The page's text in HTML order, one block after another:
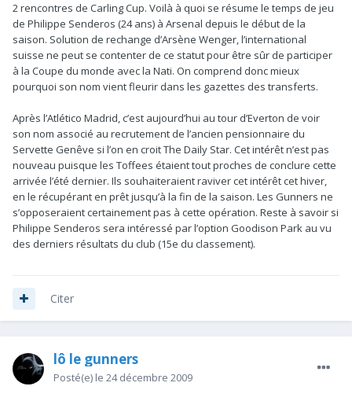
2 rencontres de Carling Cup. Voilà à quoi se résume le temps de jeu
de Philippe Senderos (24 ans) à Arsenal depuis le début de la
saison. Solution de rechange d’Arsène Wenger, l’international
suisse ne peut se contenter de ce statut pour être sûr de participer
à la Coupe du monde avec la Nati. On comprend donc mieux
pourquoi son nom vient fleurir dans les gazettes des transferts.
Après l’Atlético Madrid, c’est aujourd’hui au tour d’Everton de voir
son nom associé au recrutement de l’ancien pensionnaire du
Servette Genêve si l’on en croit The Daily Star. Cet intérêt n’est pas
nouveau puisque les Toffees étaient tout proches de conclure cette
arrivée l’été dernier. Ils souhaiteraient raviver cet intérêt cet hiver,
en le récupérant en prêt jusqu’à la fin de la saison. Les Gunners ne
s’opposeraient certainement pas à cette opération. Reste à savoir si
Philippe Senderos sera intéressé par l’option Goodison Park au vu
des derniers résultats du club (15e du classement).
Citer
lô le gunners
Posté(e) le 24 décembre 2009